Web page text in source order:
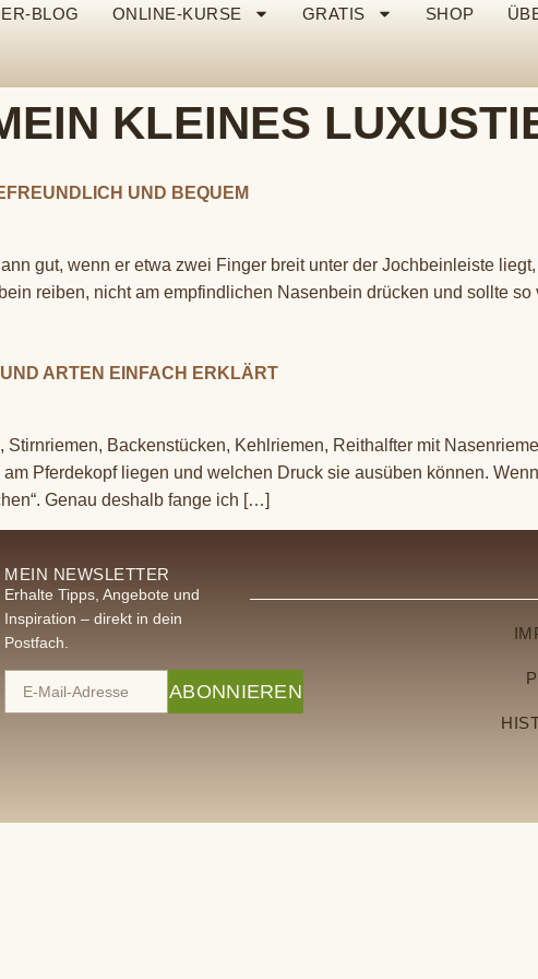
BLOG ONLINE-KURSE GRATIS SHOP
KLEINES
UND BEQUEM
gut, wenn er etwa zwei Finger breit unter der Jochbeinleiste
reiben, nicht am empfindlichen Nasenbein drücken und sollte
ARTEN EINFACH ERKLÄRT
Backenstücken, Kehlriemen, Reithalfter mit
Pferdekopf liegen und welchen Druck sie ausüben können.
Genau deshalb fange ich […]
MEIN NEWSLETTER
Erhalte Tipps, Angebote und
Inspiration – direkt in dein
Postfach.
ABONNIEREN